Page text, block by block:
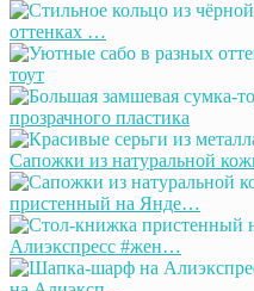
оттенках …
тоут
прозрачного пластика
Сапожки из натуральной
пристенный на Янде…
Алиэкспресс #жен…